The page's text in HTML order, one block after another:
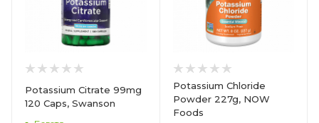
Potassium Citrate 99mg
120 Caps, Swanson
Potassium Chloride
Powder 227g, NOW
Foods